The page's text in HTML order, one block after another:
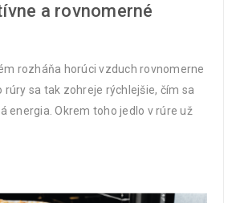
a rovnomerné
rozháňa horúci vzduch rovnomerne
rúry sa tak zohreje rýchlejšie, čím sa
energia. Okrem toho jedlo v rúre už